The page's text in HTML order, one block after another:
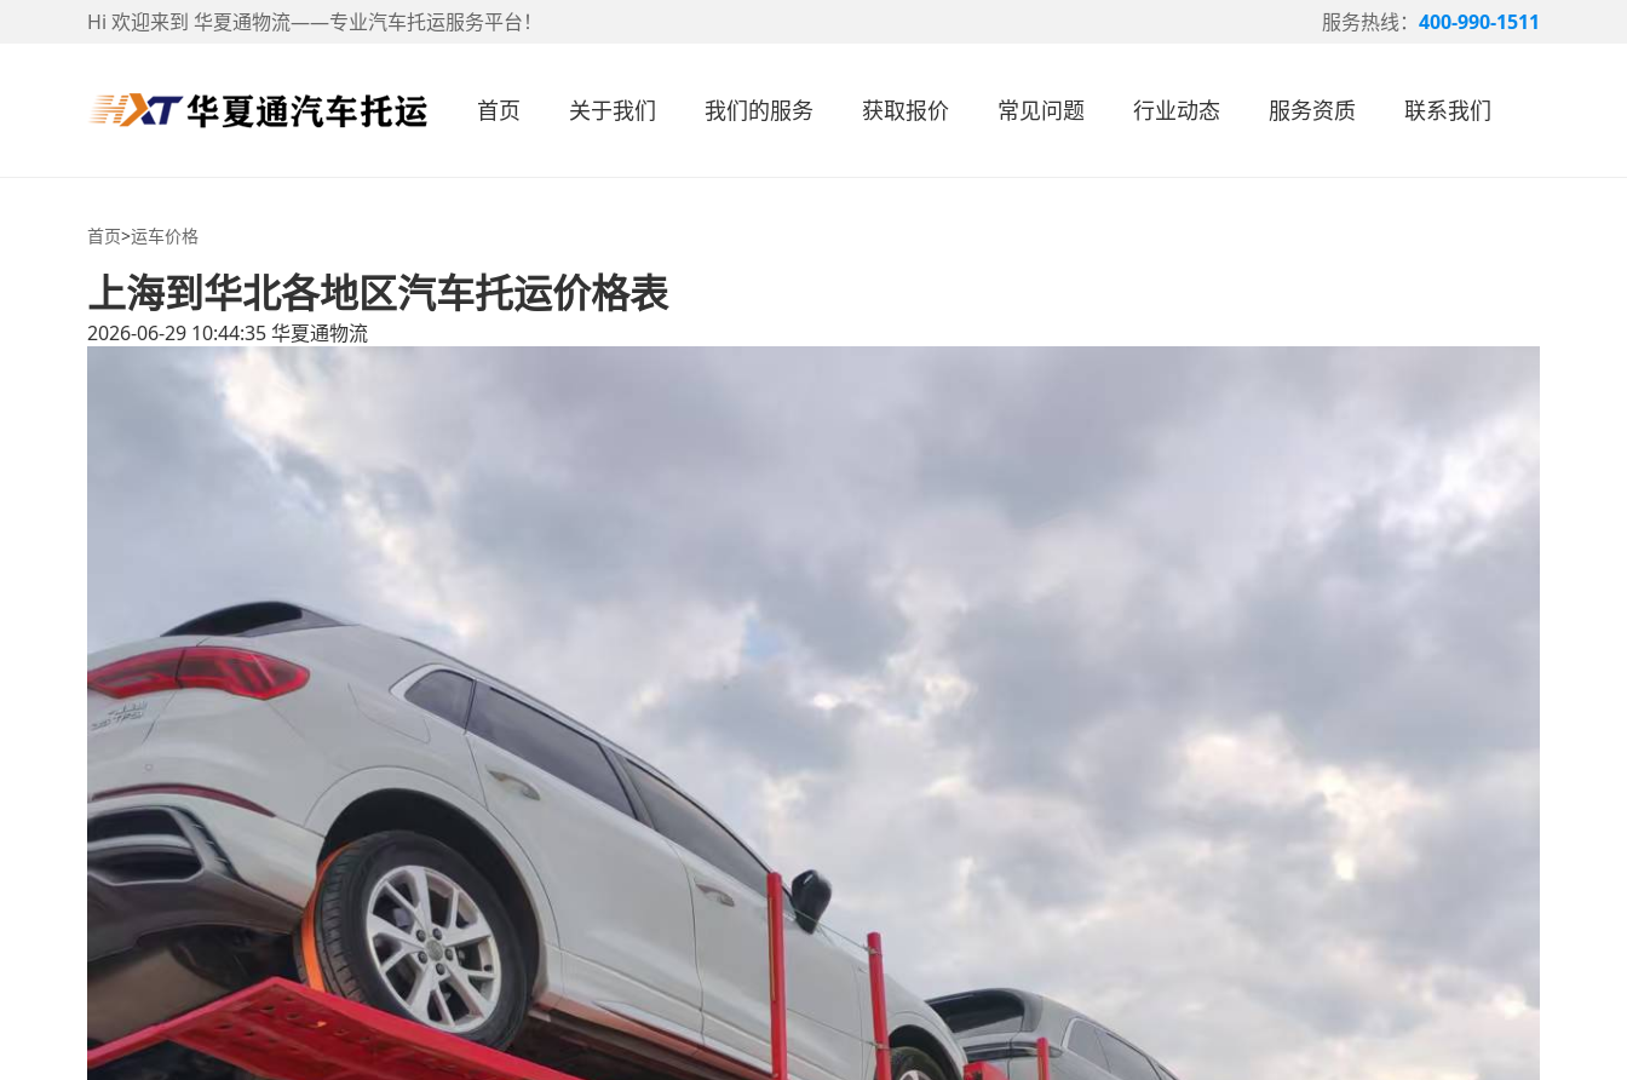
Hi 欢迎来到 华夏通物流——专业汽车托运服务平台！ 服务热线： 400-990-1511
首页 关于我们 我们的服务 获取报价 常见问题 行业动态 服务资质 联系我们
首页>运车价格
上海到华北各地区汽车托运价格表
2026-06-29 10:44:35华夏通物流